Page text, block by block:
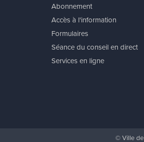
Abonnement
Accès à l'information
Formulaires
Séance du conseil en direct
Services en ligne
© Ville de